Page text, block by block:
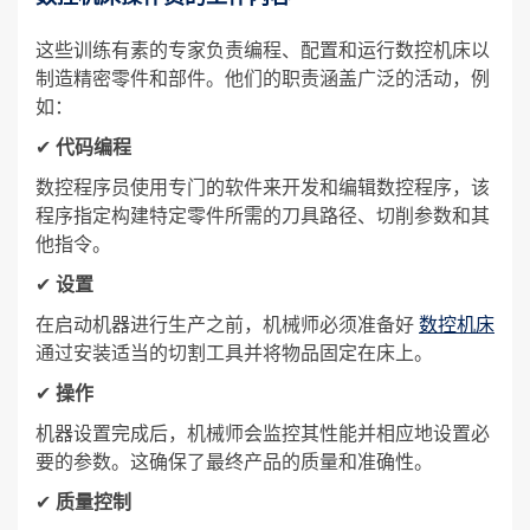
这些训练有素的专家负责编程、配置和运行数控机床以
制造精密零件和部件。他们的职责涵盖广泛的活动，例
如：
✔ 代码编程
数控程序员使用专门的软件来开发和编辑数控程序，该
程序指定构建特定零件所需的刀具路径、切削参数和其
他指令。
✔ 设置
在启动机器进行生产之前，机械师必须准备好 数控机床
通过安装适当的切割工具并将物品固定在床上。
✔ 操作
机器设置完成后，机械师会监控其性能并相应地设置必
要的参数。这确保了最终产品的质量和准确性。
✔ 质量控制